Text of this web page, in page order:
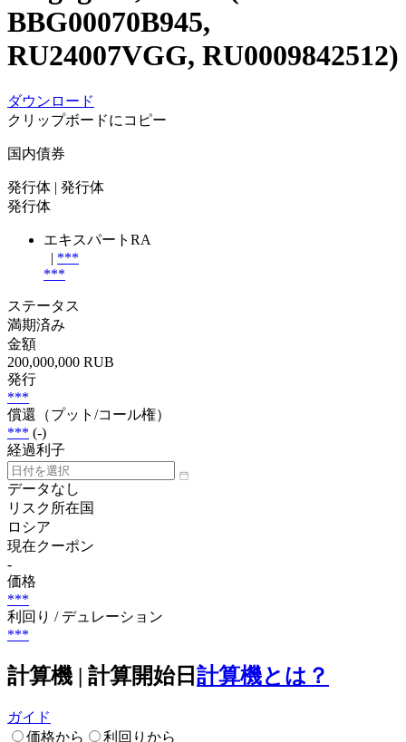
BBG00070B945,
RU24007VGG, RU0009842512)
ダウンロード
クリップボードにコピー
国内債券
発行体 | 発行体
発行体
エキスパートRA
| ***
***
ステータス
満期済み
金額
200,000,000 RUB
発行
***
償還（プット/コール権）
*** (-)
経過利子
データなし
リスク所在国
ロシア
現在クーポン
-
価格
***
利回り / デュレーション
***
計算機 | 計算開始日 計算機とは？
ガイド
価格から
利回りから